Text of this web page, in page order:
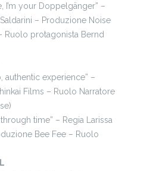
I’m your Doppelgänger” –
– Produzione Noise
Ruolo protagonista Bernd
authentic experience” –
Films – Ruolo Narratore
time” – Regia Larissa
Bee Fee – Ruolo